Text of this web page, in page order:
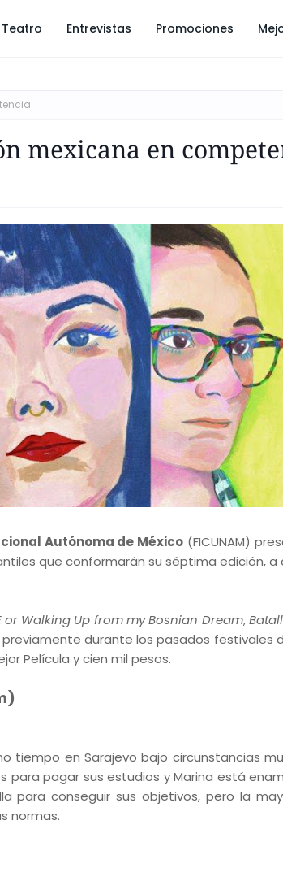
Teatro Entrevistas Promociones
mexicana en
Autónoma de México (FICUNAM)
que conformarán su séptima edición, a
or Walking Up from my Bosnian Dream,
durante los pasados festivales
Película y cien mil pesos.
tiempo en Sarajevo bajo circunstancias
para pagar sus estudios y Marina está
para conseguir sus objetivos, pero la
normas.